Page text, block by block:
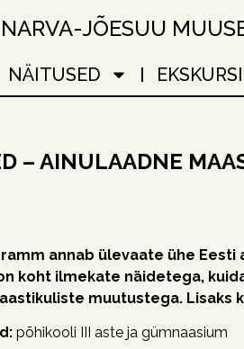
JÕESUU
NÄITUSED
– AINULAADNE
annab ülevaate ühe
koht ilmekate näidetega,
muutustega. Lisaks
põhikooli III aste ja gümnaasium